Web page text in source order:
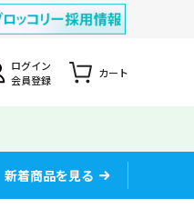
ログイン
会員登録
カート
新着商品を見る